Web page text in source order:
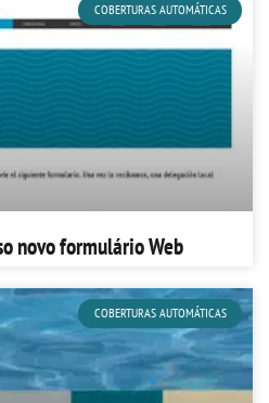
COBERTURAS AUTOMÁTICAS
novo formulário Web
COBERTURAS AUTOMÁTICAS